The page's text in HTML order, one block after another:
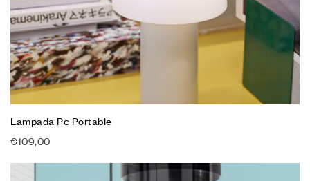
Lampada Pc Portable
€109,00